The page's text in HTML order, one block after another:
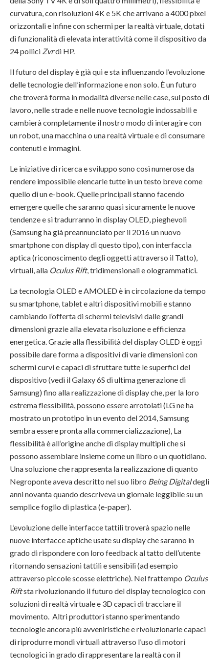
curvatura, con risoluzioni 4K e 5K che arrivano a 4000 pixel
orizzontali e infine con schermi per la realtà virtuale, dotati
di funzionalità di elevata interattività come il dispositivo da
24 pollici Zvrdi HP.
Il futuro del display è già qui e sta influenzando l’evoluzione
delle tecnologie dell’informazione e non solo. È un futuro
che troverà forma in modalità diverse nelle case, sul posto di
lavoro, nelle strade e nelle nuove tecnologie indossabili e
cambierà completamente il nostro modo di interagire con
un robot, una macchina o una realtà virtuale e di consumare
contenuti e immagini.
Le iniziative di ricerca e sviluppo sono così numerose da
rendere impossibile elencarle tutte in un testo breve come
quello di un e-book. Quelle principali stanno facendo
emergere quelle che saranno quasi sicuramente le nuove
tendenze e si tradurranno in display OLED, pieghevoli
(Samsung ha già preannunciato per il 2016 un nuovo
smartphone con display di questo tipo), con interfaccia
aptica (riconoscimento degli oggetti attraverso il Tatto),
virtuali, alla Oculus Rift, tridimensionali e ologrammatici.
La tecnologia OLED e AMOLED è in circolazione da tempo
su smartphone, tablet e altri dispositivi mobili e stanno
cambiando l’offerta di schermi televisivi dalle grandi
dimensioni grazie alla elevata risoluzione e efficienza
energetica. Grazie alla flessibilità del display OLED è oggi
possibile dare forma a dispositivi di varie dimensioni con
schermi curvi e capaci di sfruttare tutte le superfici del
dispositivo (vedi il Galaxy 6S di ultima generazione di
Samsung) fino alla realizzazione di display che, per la loro
estrema flessibilità, possono essere arrotolati (LG ne ha
mostrato un prototipo in un evento del 2014, Samsung
sembra essere pronta alla commercializzazione), La
flessibilità è all’origine anche di display multipli che si
possono assemblare insieme come un libro o un quotidiano.
Una soluzione che rappresenta la realizzazione di quanto
Negroponte aveva descritto nel suo libro Being Digitaldegli
anni novanta quando descriveva un giornale leggibile su un
semplice foglio di plastica (e-paper).
L’evoluzione delle interfacce tattili troverà spazio nelle
nuove interfacce aptiche usate su display che saranno in
grado di rispondere con loro feedback al tatto dell’utente
ritornando sensazioni tattili e sensibili (ad esempio
attraverso piccole scosse elettriche). Nel frattempo Oculus
Riftsta rivoluzionando il futuro del display tecnologico con
soluzioni di realtà virtuale e 3D capaci di tracciare il
movimento. Altri produttori stanno sperimentando
tecnologie ancora più avveniristiche e rivoluzionarie capaci
di riprodurre mondi virtuali attraverso l’uso di motori
tecnologici in grado di rappresentare la realtà con il